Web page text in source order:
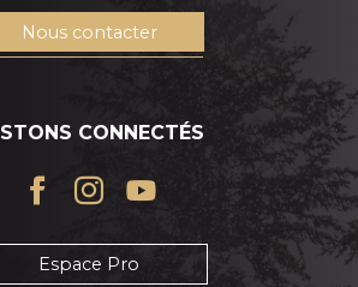
Nous contacter
CONNECTÉS
Espace Pro